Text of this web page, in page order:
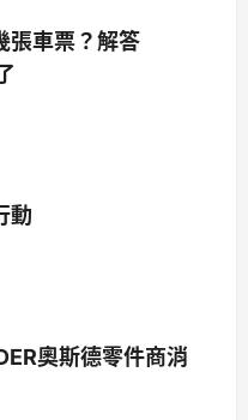
張車票？解答
動
奧斯德零件商消